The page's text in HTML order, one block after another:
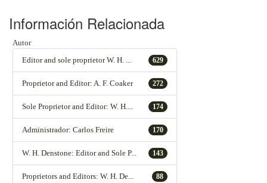
Información Relacionada
Autor
629
Editor and sole proprietor W. H. ...
272
Proprietor and Editor: A. F. Coaker
174
Sole Proprietor and Editor: W. H....
170
Administrador: Carlos Freire
143
W. H. Denstone: Editor and Sole P...
88
Proprietors and Editors: W. H. De...